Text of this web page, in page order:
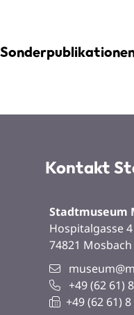
Kontakt
Stadtmuseum
Hospitalgasse 4
74821 Mosbach
+49 (62 61) 8
+49 (62 61) 8